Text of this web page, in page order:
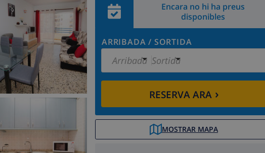
Encara no hi ha preus
disponibles
ARRIBADA / SORTIDA
Arribada Sortida
RESERVA ARA›
MOSTRAR MAPA